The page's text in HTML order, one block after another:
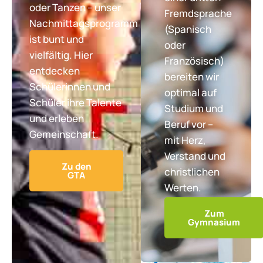
oder Tanzen – unser
Nachmittagsprogramm
ist bunt und
vielfältig. Hier
entdecken
Schülerinnen und
Schüler ihre Talente
und erleben
Gemeinschaft.
Zu den
GTA
Fremdsprache
(Spanisch
oder
Französisch)
bereiten wir
optimal auf
Studium und
Beruf vor –
mit Herz,
Verstand und
christlichen
Werten.
Zum
Gymnasium